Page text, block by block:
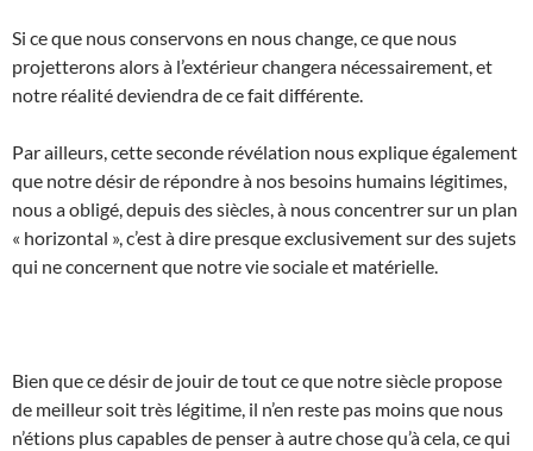
Si ce que nous conservons en nous change, ce que nous
projetterons alors à l’extérieur changera nécessairement, et
notre réalité deviendra de ce fait différente.
Par ailleurs, cette seconde révélation nous explique également
que notre désir de répondre à nos besoins humains légitimes,
nous a obligé, depuis des siècles, à nous concentrer sur un plan
« horizontal », c’est à dire presque exclusivement sur des sujets
qui ne concernent que notre vie sociale et matérielle.
Bien que ce désir de jouir de tout ce que notre siècle propose
de meilleur soit très légitime, il n’en reste pas moins que nous
n’étions plus capables de penser à autre chose qu’à cela, ce qui